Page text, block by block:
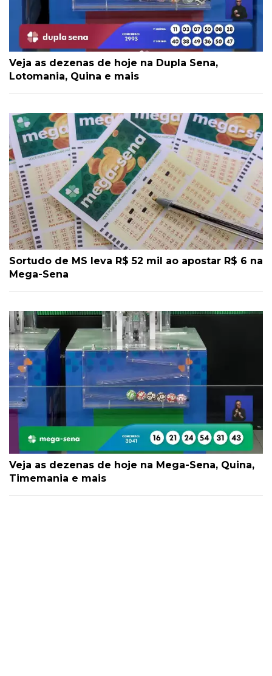
Veja as dezenas de hoje na Dupla Sena,
Lotomania, Quina e mais
Sortudo de MS leva R$ 52 mil ao apostar R$ 6 na
Mega-Sena
Veja as dezenas de hoje na Mega-Sena, Quina,
Timemania e mais